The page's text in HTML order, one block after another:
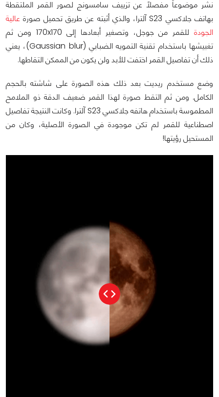
نشر موضوعاً مفصلاً عن تزييف سامسونج لصور القمر الملتقطة
بهاتف جلاكسي S23 آلترا، والذي أثبته عن طريق تحميل صورة
عالية
الجودة
للقمر من جوجل، وتصغير أبعادها إلى 170x170 ومن ثم
تغبيشها باستخدام تقنية التمويه الضبابي (Gaussian blur)، يعني
ذلك أن تفاصيل القمر اختفت للأبد ولن يكون من الممكن التقاطها.
وضع مستخدم ريديت بعد ذلك هذه الصورة على شاشته بالحجم
الكامل. ومن ثم التقط صورة لهذا القمر ضعيف الدقة ذو الملامح
المطموسة باستخدام هاتفه جلاكسي S23 آلترا. وكانت النتيجة تفاصيل
اصطناعية للقمر لم تكن موجودة في الصورة الأصلية، وكان من
المستحيل رؤيتها!